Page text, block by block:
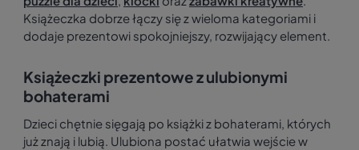
Książeczka dobrze łączy się z wieloma kategoriami i
dodaje prezentowi spokojniejszy, rozwijający element.
Książeczki prezentowe z ulubionymi
bohaterami
Dzieci chętnie sięgają po książki z bohaterami, których
już znają i lubią. Ulubiona postać ułatwia wejście w